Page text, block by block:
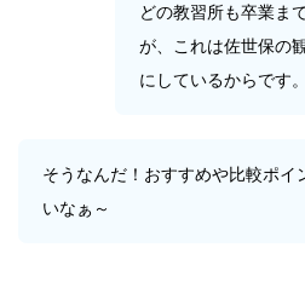
どの教習所も卒業ま
が、これは佐世保の
にしているからです。
そうなんだ！おすすめや比較ポイ
いなぁ～